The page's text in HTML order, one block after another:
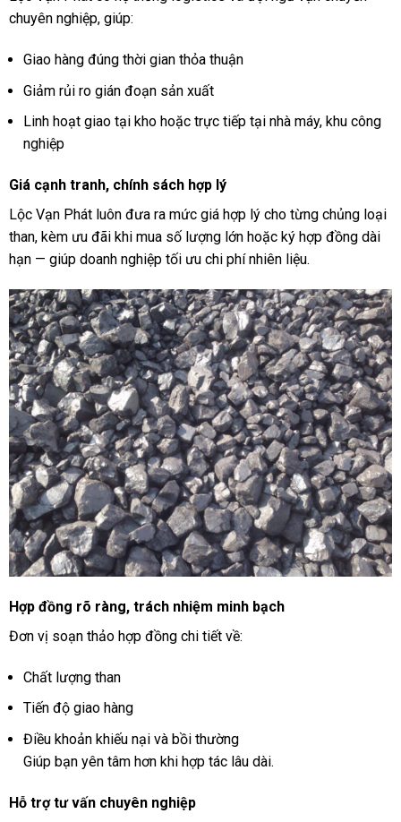
chuyên nghiệp, giúp:
Giao hàng đúng thời gian thỏa thuận
Giảm rủi ro gián đoạn sản xuất
Linh hoạt giao tại kho hoặc trực tiếp tại nhà máy, khu công
nghiệp
Giá cạnh tranh, chính sách hợp lý
Lộc Vạn Phát luôn đưa ra mức giá hợp lý cho từng chủng loại
than, kèm ưu đãi khi mua số lượng lớn hoặc ký hợp đồng dài
hạn — giúp doanh nghiệp tối ưu chi phí nhiên liệu.
Hợp đồng rõ ràng, trách nhiệm minh bạch
Đơn vị soạn thảo hợp đồng chi tiết về:
Chất lượng than
Tiến độ giao hàng
Điều khoản khiếu nại và bồi thường
Giúp bạn yên tâm hơn khi hợp tác lâu dài.
Hỗ trợ tư vấn chuyên nghiệp